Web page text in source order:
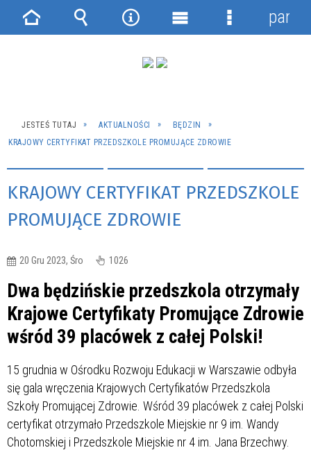
JESTEŚ TUTAJ AKTUALNOŚCI
BĘDZIN
KRAJOWY CERTYFIKAT PRZEDSZKOLE PROMUJĄCE ZDROWIE
KRAJOWY CERTYFIKAT PRZEDSZKOLE
PROMUJĄCE ZDROWIE
20 Gru 2023, Śro 1026
Dwa będzińskie przedszkola otrzymały
Krajowe Certyfikaty Promujące Zdrowie
wśród 39 placówek z całej Polski!
15 grudnia w Ośrodku Rozwoju Edukacji w Warszawie odbyła
się gala wręczenia Krajowych Certyfikatów Przedszkola
Szkoły Promującej Zdrowie. Wśród 39 placówek z całej Polski
certyfikat otrzymało Przedszkole Miejskie nr 9 im. Wandy
Chotomskiej i Przedszkole Miejskie nr 4 im. Jana Brzechwy.
Strona Wyszukiwarka
NarzędziaMenu
Menu
panel